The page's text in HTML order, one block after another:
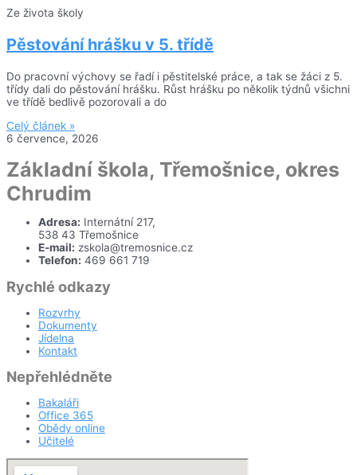
Ze života školy
Pěstování hrášku v 5. třídě
Do pracovní výchovy se řadí i pěstitelské práce, a tak se žáci z 5.
třídy dali do pěstování hrášku. Růst hrášku po několik týdnů všichni
ve třídě bedlivě pozorovali a do
Celý článek »
6 července, 2026
Základní škola, Třemošnice, okres
Chrudim
Adresa: Internátní 217,
538 43 Třemošnice
E-mail: zskola@tremosnice.cz
Telefon: 469 661 719
Rychlé odkazy
Rozvrhy
Dokumenty
Jídelna
Kontakt
Nepřehlédněte
Bakaláři
Office 365
Obědy online
Učitelé